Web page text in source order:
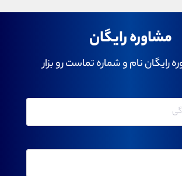
مشاوره رایگان
رایگان نام و شماره تماست رو بزار